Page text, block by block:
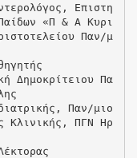
Επιστη
«Π & Α Κυρι
Παν/μ
Δημοκρίτειου Πα
Παν/μιο
Κλινικής, ΠΓΝ Ηρ